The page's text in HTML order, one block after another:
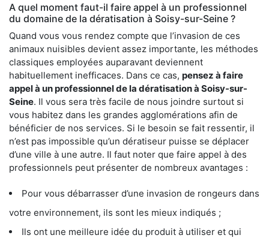
A quel moment faut-il faire appel à un professionnel
du domaine de la dératisation à Soisy-sur-Seine ?
Quand vous vous rendez compte que l’invasion de ces
animaux nuisibles devient assez importante, les méthodes
classiques employées auparavant deviennent
habituellement inefficaces. Dans ce cas, pensez à faire
appel à un professionnel de la dératisation à Soisy-sur-
Seine. Il vous sera très facile de nous joindre surtout si
vous habitez dans les grandes agglomérations afin de
bénéficier de nos services. Si le besoin se fait ressentir, il
n’est pas impossible qu’un dératiseur puisse se déplacer
d’une ville à une autre. Il faut noter que faire appel à des
professionnels peut présenter de nombreux avantages :
Pour vous débarrasser d’une invasion de rongeurs dans
votre environnement, ils sont les mieux indiqués ;
Ils ont une meilleure idée du produit à utiliser et qui